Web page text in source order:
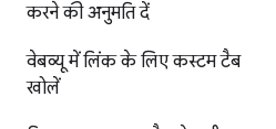
करने की अनुमति दें
वेबव्यू में लिंक के लिए कस्टम टैब
खोलें